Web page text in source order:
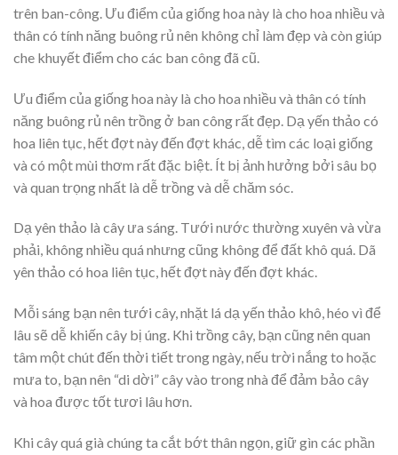
trên ban-công. Ưu điểm của giống hoa này là cho hoa nhiều và
thân có tính năng buông rủ nên không chỉ làm đẹp và còn giúp
che khuyết điểm cho các ban công đã cũ.
Ưu điểm của giống hoa này là cho hoa nhiều và thân có tính
năng buông rủ nên trồng ở ban công rất đẹp. Dạ yến thảo có
hoa liên tục, hết đợt này đến đợt khác, dễ tìm các loại giống
và có một mùi thơm rất đặc biệt. Ít bị ảnh hưởng bởi sâu bọ
và quan trọng nhất là dễ trồng và dễ chăm sóc.
Dạ yên thảo là cây ưa sáng. Tưới nước thường xuyên và vừa
phải, không nhiều quá nhưng cũng không để đất khô quá. Dã
yên thảo có hoa liên tục, hết đợt này đến đợt khác.
Mỗi sáng bạn nên tưới cây, nhặt lá dạ yến thảo khô, héo vì để
lâu sẽ dễ khiến cây bị úng. Khi trồng cây, bạn cũng nên quan
tâm một chút đến thời tiết trong ngày, nếu trời nắng to hoặc
mưa to, bạn nên “di dời” cây vào trong nhà để đảm bảo cây
và hoa được tốt tươi lâu hơn.
Khi cây quá già chúng ta cắt bớt thân ngọn, giữ gìn các phần